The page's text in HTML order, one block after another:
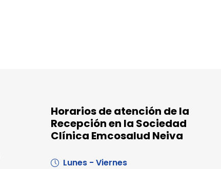
Horarios de atención de la
Recepción en la Sociedad
Clínica Emcosalud Neiva
Lunes - Viernes